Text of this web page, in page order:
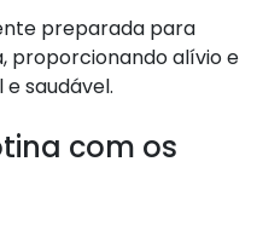
preparada para
proporcionando alívio e
saudável.
com os